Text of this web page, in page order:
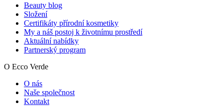
Beauty blog
Složení
Certifikáty přírodní kosmetiky
My a náš postoj k životnímu prostředí
Aktuální nabídky
Partnerský program
O Ecco Verde
O nás
Naše společnost
Kontakt